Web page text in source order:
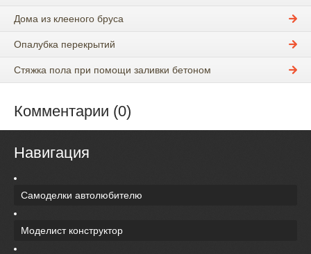
Дома из клееного бруса
Опалубка перекрытий
Стяжка пола при помощи заливки бетоном
Комментарии (0)
Навигация
Самоделки автолюбителю
Моделист конструктор